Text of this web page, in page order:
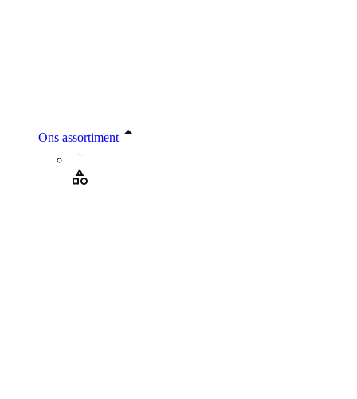
Ons assortiment